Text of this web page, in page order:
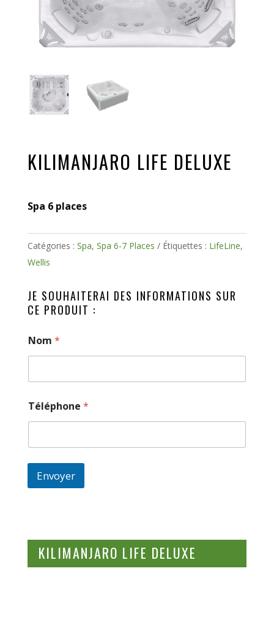
KILIMANJARO LIFE DELUXE
Spa 6 places
Catégories : Spa, Spa 6-7 Places Étiquettes : LifeLine,
Wellis
JE SOUHAITERAI DES INFORMATIONS SUR
CE PRODUIT :
Nom *
Téléphone *
Envoyer
KILIMANJARO LIFE DELUXE